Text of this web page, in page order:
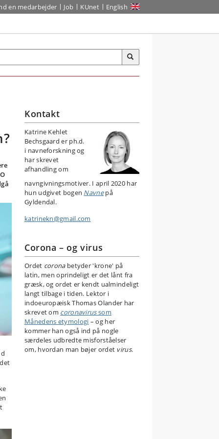
en medarbejder Job KUnet English
Kontakt
Katrine Kehlet
Bechsgaard er ph.d.
i navneforskning og
har skrevet
afhandling om
navngivningsmotiver. I april 2020 har
hun udgivet bogen Navnepå
Gyldendal.
katrinekn@gmail.com
Corona – og virus
Ordet coronabetyder 'krone' på
latin, men oprindeligt er det lånt fra
græsk, og ordet er kendt ualmindeligt
langt tilbage i tiden. Lektor i
indoeuropæisk Thomas Olander har
skrevet om coronavirussom
Månedens etymologi – og her
kommer han også ind på nogle
særdeles udbredte misforståelser
om, hvordan man bøjer ordet virus.